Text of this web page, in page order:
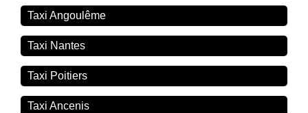
Taxi Angoulême
Taxi Nantes
Taxi Poitiers
Taxi Ancenis